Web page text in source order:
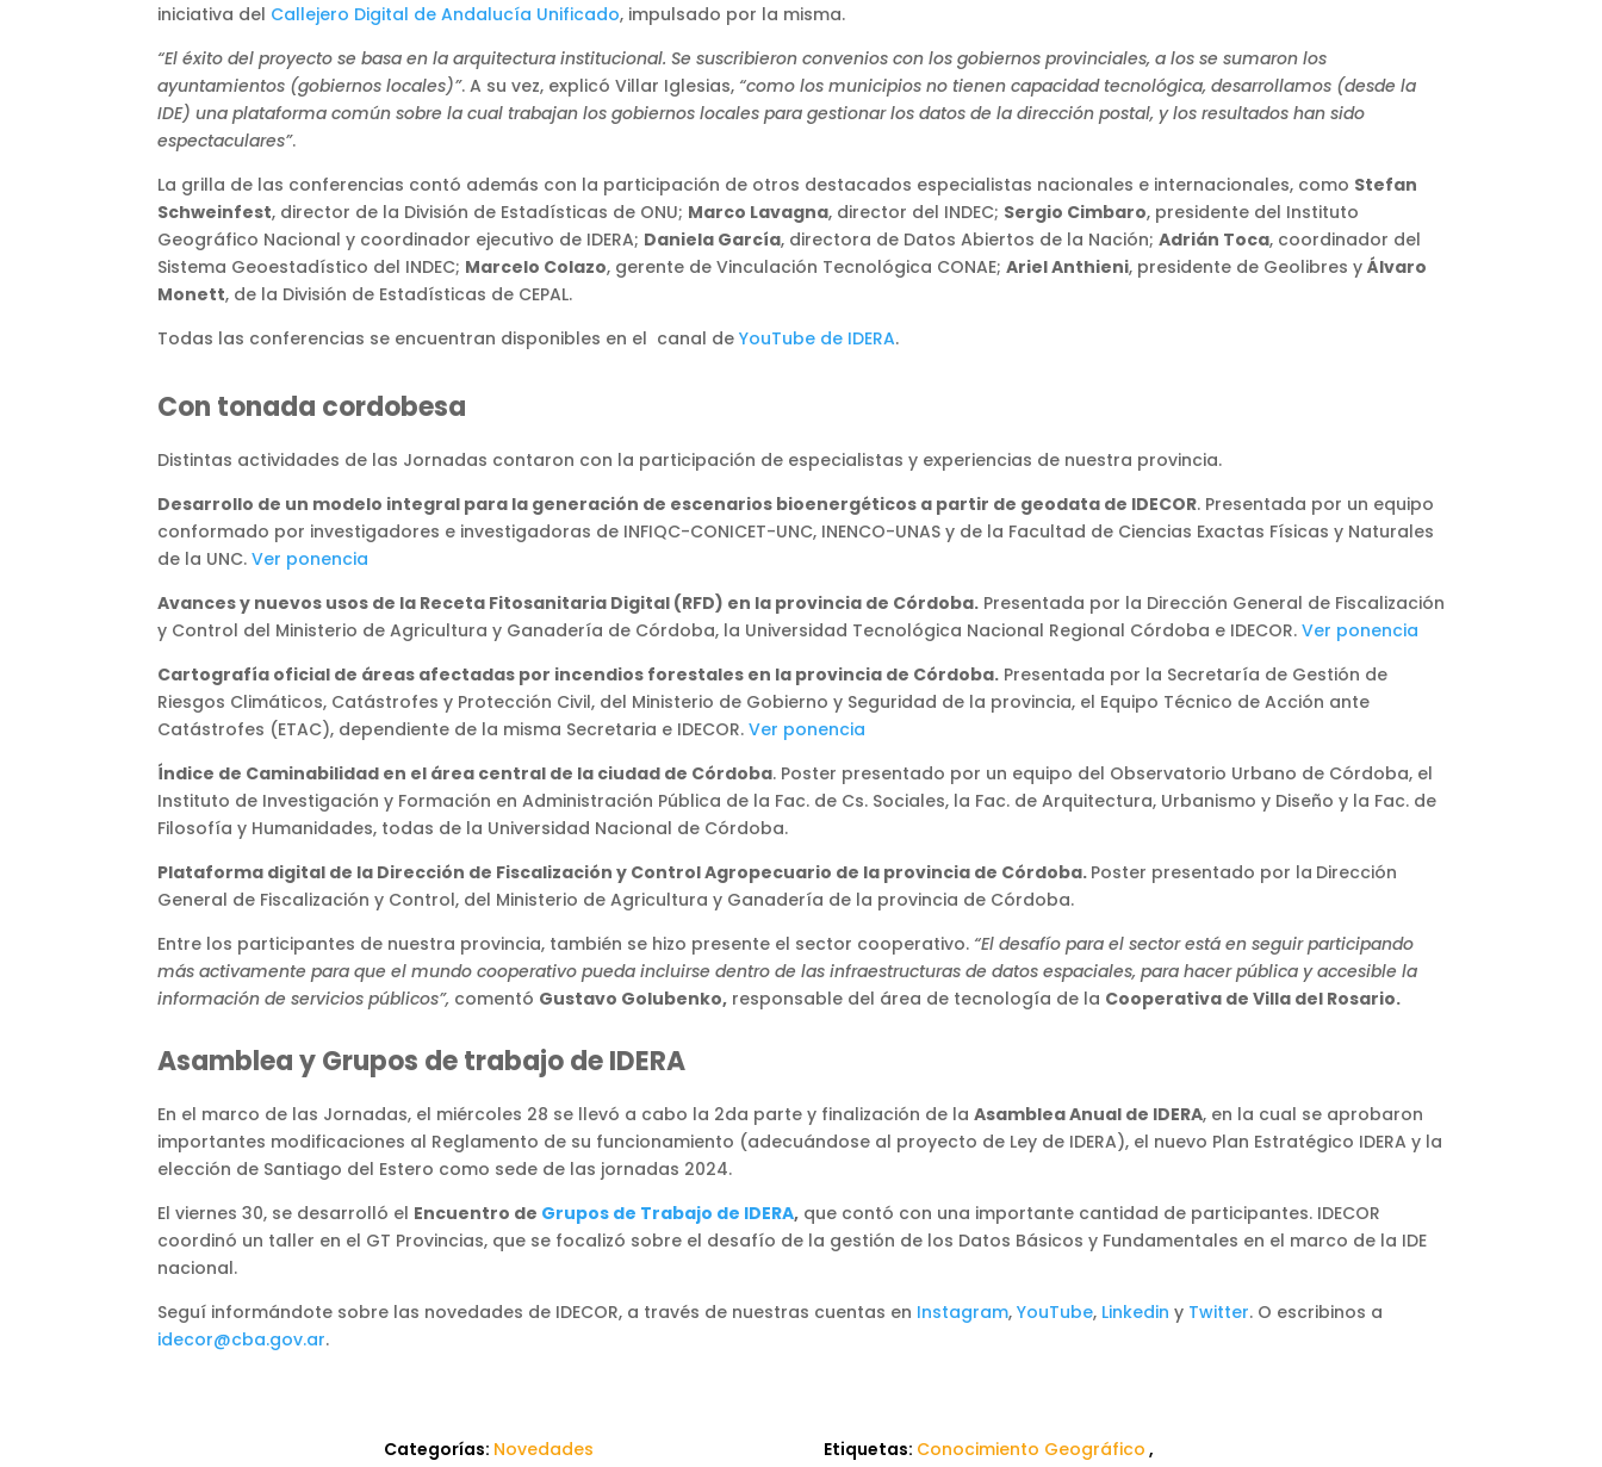
iniciativa del Callejero Digital de Andalucía Unificado, impulsado por la misma.
“El éxito del proyecto se basa en la arquitectura institucional. Se suscribieron convenios con los gobiernos provinciales, a los se sumaron los
ayuntamientos (gobiernos locales)”. A su vez, explicó Villar Iglesias, “como los municipios no tienen capacidad tecnológica, desarrollamos (desde la
IDE) una plataforma común sobre la cual trabajan los gobiernos locales para gestionar los datos de la dirección postal, y los resultados han sido
espectaculares”.
La grilla de las conferencias contó además con la participación de otros destacados especialistas nacionales e internacionales, como Stefan
Schweinfest, director de la División de Estadísticas de ONU; Marco Lavagna, director del INDEC; Sergio Cimbaro, presidente del Instituto
Geográfico Nacional y coordinador ejecutivo de IDERA; Daniela García, directora de Datos Abiertos de la Nación; Adrián Toca, coordinador del
Sistema Geoestadístico del INDEC; Marcelo Colazo, gerente de Vinculación Tecnológica CONAE; Ariel Anthieni, presidente de Geolibres y Álvaro
Monett, de la División de Estadísticas de CEPAL.
Todas las conferencias se encuentran disponibles en el canal de YouTube de IDERA.
Con tonada cordobesa
Distintas actividades de las Jornadas contaron con la participación de especialistas y experiencias de nuestra provincia.
Desarrollo de un modelo integral para la generación de escenarios bioenergéticos a partir de geodata de IDECOR. Presentada por un equipo
conformado por investigadores e investigadoras de INFIQC-CONICET-UNC, INENCO-UNAS y de la Facultad de Ciencias Exactas Físicas y Naturales
de la UNC. Ver ponencia
Avances y nuevos usos de la Receta Fitosanitaria Digital (RFD) en la provincia de Córdoba. Presentada por la Dirección General de Fiscalización
y Control del Ministerio de Agricultura y Ganadería de Córdoba, la Universidad Tecnológica Nacional Regional Córdoba e IDECOR. Ver ponencia
Cartografía oficial de áreas afectadas por incendios forestales en la provincia de Córdoba. Presentada por la Secretaría de Gestión de
Riesgos Climáticos, Catástrofes y Protección Civil, del Ministerio de Gobierno y Seguridad de la provincia, el Equipo Técnico de Acción ante
Catástrofes (ETAC), dependiente de la misma Secretaria e IDECOR. Ver ponencia
Índice de Caminabilidad en el área central de la ciudad de Córdoba. Poster presentado por un equipo del Observatorio Urbano de Córdoba, el
Instituto de Investigación y Formación en Administración Pública de la Fac. de Cs. Sociales, la Fac. de Arquitectura, Urbanismo y Diseño y la Fac. de
Filosofía y Humanidades, todas de la Universidad Nacional de Córdoba.
Plataforma digital de la Dirección de Fiscalización y Control Agropecuario de la provincia de Córdoba. Poster presentado por la Dirección
General de Fiscalización y Control, del Ministerio de Agricultura y Ganadería de la provincia de Córdoba.
Entre los participantes de nuestra provincia, también se hizo presente el sector cooperativo. “El desafío para el sector está en seguir participando
más activamente para que el mundo cooperativo pueda incluirse dentro de las infraestructuras de datos espaciales, para hacer pública y accesible la
información de servicios públicos”, comentó Gustavo Golubenko, responsable del área de tecnología de la Cooperativa de Villa del Rosario.
Asamblea y Grupos de trabajo de IDERA
En el marco de las Jornadas, el miércoles 28 se llevó a cabo la 2da parte y finalización de la Asamblea Anual de IDERA, en la cual se aprobaron
importantes modificaciones al Reglamento de su funcionamiento (adecuándose al proyecto de Ley de IDERA), el nuevo Plan Estratégico IDERA y la
elección de Santiago del Estero como sede de las jornadas 2024.
El viernes 30, se desarrolló el Encuentro de Grupos de Trabajo de IDERA, que contó con una importante cantidad de participantes. IDECOR
coordinó un taller en el GT Provincias, que se focalizó sobre el desafío de la gestión de los Datos Básicos y Fundamentales en el marco de la IDE
nacional.
Seguí informándote sobre las novedades de IDECOR, a través de nuestras cuentas en Instagram, YouTube, Linkedin y Twitter. O escribinos a
idecor@cba.gov.ar.
Categorías: Novedades Etiquetas: Conocimiento Geográfico ,